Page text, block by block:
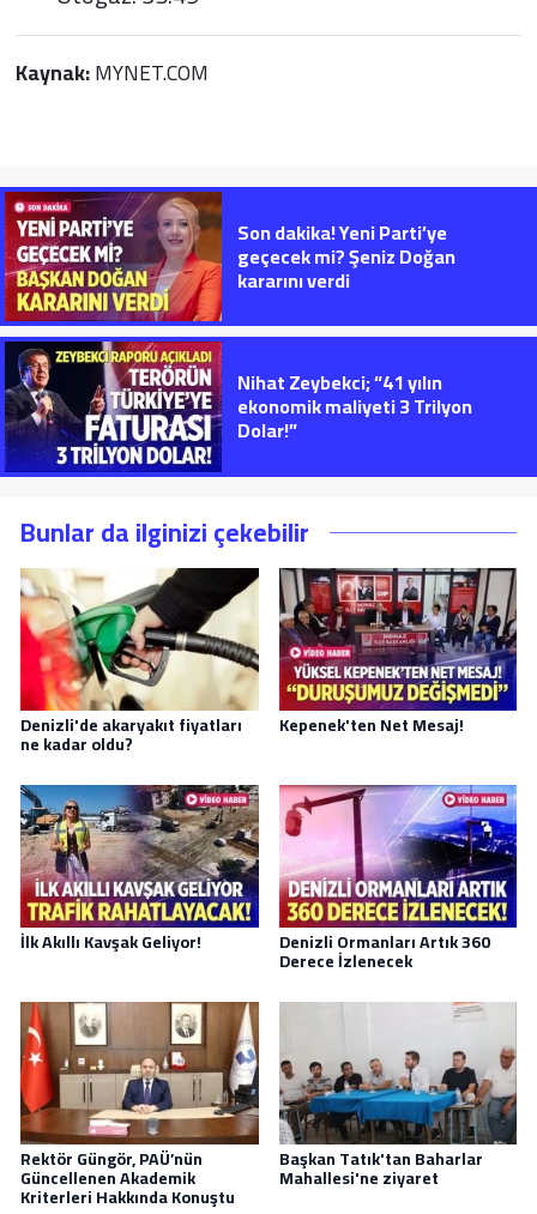
Kaynak:MYNET.COM
Son dakika! Yeni Parti’ye
geçecek mi? Şeniz Doğan
kararını verdi
Nihat Zeybekci; “41 yılın
ekonomik maliyeti 3 Trilyon
Dolar!”
Bunlar da ilginizi çekebilir
Denizli'de akaryakıt fiyatları
ne kadar oldu?
Kepenek'ten Net Mesaj!
İlk Akıllı Kavşak Geliyor! Denizli Ormanları Artık 360
Derece İzlenecek
Rektör Güngör, PAÜ’nün
Güncellenen Akademik
Kriterleri Hakkında Konuştu
Başkan Tatık'tan Baharlar
Mahallesi'ne ziyaret